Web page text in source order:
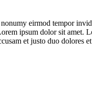
eirmod tempor
ipsum dolor sit
et justo duo dolores